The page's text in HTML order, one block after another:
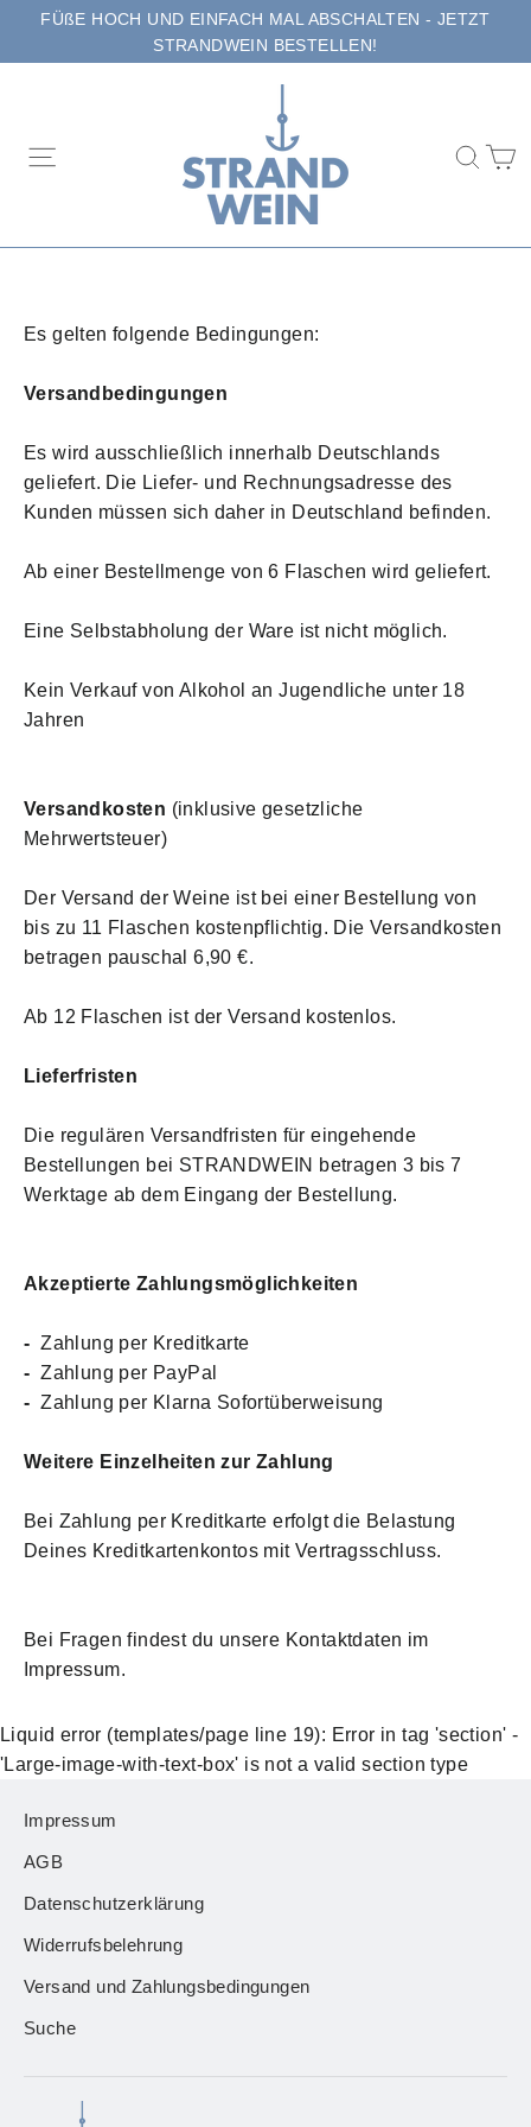
DirektFÜßE HOCH UND EINFACH MAL ABSCHALTEN - JETZT
STRANDWEIN BESTELLEN!
Seitennavigation
Es gelten folgende Bedingungen:
Versandbedingungen
Es wird ausschließlich innerhalb Deutschlands
geliefert. Die Liefer- und Rechnungsadresse des
Kunden müssen sich daher in Deutschland befinden.
Ab einer Bestellmenge von 6 Flaschen wird geliefert.
Eine Selbstabholung der Ware ist nicht möglich.
Kein Verkauf von Alkohol an Jugendliche unter 18
Jahren
Versandkosten (inklusive gesetzliche
Mehrwertsteuer)
Der Versand der Weine ist bei einer Bestellung von
bis zu 11 Flaschen kostenpflichtig. Die Versandkosten
betragen pauschal 6,90 €.
Ab 12 Flaschen ist der Versand kostenlos.
Lieferfristen
Die regulären Versandfristen für eingehende
Bestellungen bei STRANDWEIN betragen 3 bis 7
Werktage ab dem Eingang der Bestellung.
Akzeptierte Zahlungsmöglichkeiten
-Zahlung per Kreditkarte
- Zahlung per PayPal
- Zahlung per Klarna Sofortüberweisung
Weitere Einzelheiten zur Zahlung
Bei Zahlung per Kreditkarte erfolgt die Belastung
Deines Kreditkartenkontos mit Vertragsschluss.
Bei Fragen findest du unsere Kontaktdaten im
Impressum.
Liquid error (templates/page line 19): Error in tag 'section' -
'Large-image-with-text-box' is not a valid section type
Impressum
AGB
Datenschutzerklärung
Widerrufsbelehrung
Versand und Zahlungsbedingungen
Suche